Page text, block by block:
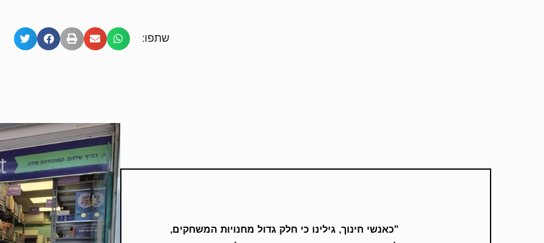
שתפו:
"כאנשי חינוך, גילינו כי חלק גדול מחנויות המשחקים,